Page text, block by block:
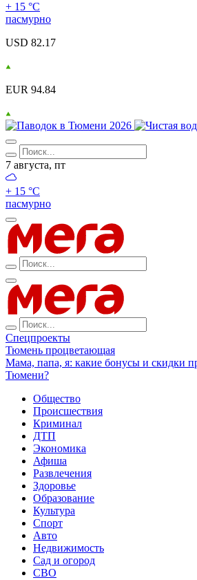
+ 15 °С
пасмурно
USD 82.17
EUR 94.84
7 августа, пт
+ 15 °С
пасмурно
Спецпроекты
Тюмень процветающая
Мама, папа, я: какие бонусы и скидки
Тюмени?
Общество
Происшествия
Криминал
ДТП
Экономика
Афиша
Развлечения
Здоровье
Образование
Культура
Спорт
Авто
Недвижимость
Сад и огород
СВО